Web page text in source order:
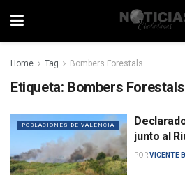
Home Tag Bombers Forestals
Etiqueta: Bombers Forestals
POBLACIONES DE VALENCIA
junto al
PORVICENTE